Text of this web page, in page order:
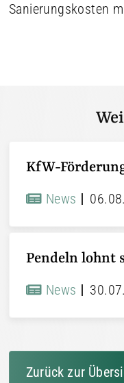
Sanierungskosten
News
News
Zurück zur